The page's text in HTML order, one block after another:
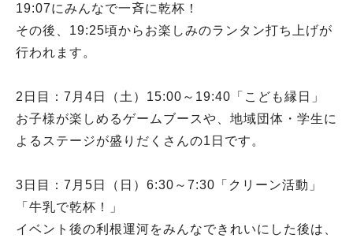
19:07にみんなで一斉に乾杯！
その後、19:25頃からお楽しみのランタン打ち上げが
行われます。
2日目：7月4日（土）15:00～19:40「こども縁日」
お子様が楽しめるゲームブースや、地域団体・学生に
よるステージが盛りだくさんの1日です。
3日目：7月5日（日）6:30～7:30「クリーン活動」
「牛乳で乾杯！」
イベント後の利根運河をみんなできれいにした後は、